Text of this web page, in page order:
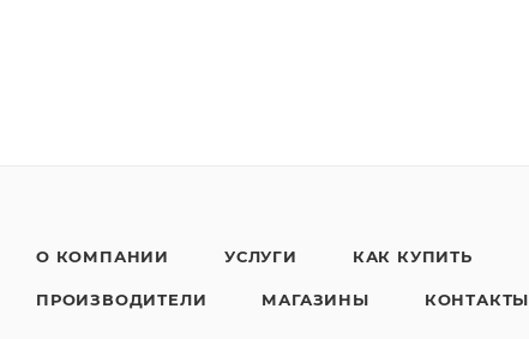
О КОМПАНИИ УСЛУГИ КАК КУПИТЬ
ПРОИЗВОДИТЕЛИ МАГАЗИНЫ КОНТАКТЫ